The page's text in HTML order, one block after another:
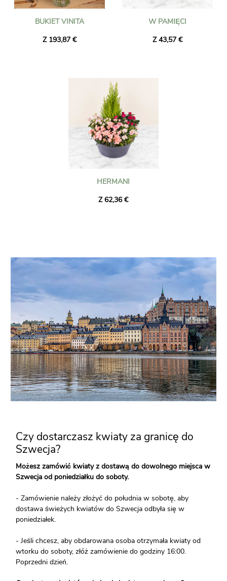
BUKIET VINITA
Z 193,87 €
W PAMIĘCI
Z 43,57 €
HERMANI
Z 62,36 €
Czy dostarczasz kwiaty za granicę do
Szwecja?
Możesz zamówić kwiaty z dostawą do dowolnego miejsca w
Szwecja od poniedziałku do soboty.
- Zamówienie należy złożyć do południa w sobotę, aby
dostawa świeżych kwiatów do Szwecja odbyła się w
poniedziałek.
- Jeśli chcesz, aby obdarowana osoba otrzymała kwiaty od
wtorku do soboty, złóż zamówienie do godziny 16:00.
Poprzedni dzień.